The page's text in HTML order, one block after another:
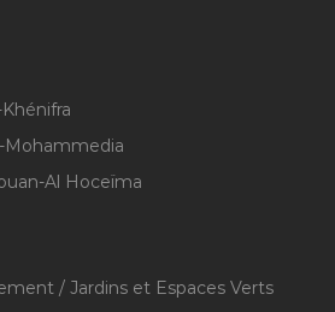
Mohammedia
Al Hoceïma
/ Jardins et Espaces Verts